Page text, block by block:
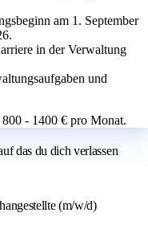
am 1. September
in der Verwaltung
und
- 1400 € pro Monat.
das du dich verlassen
(m/w/d)